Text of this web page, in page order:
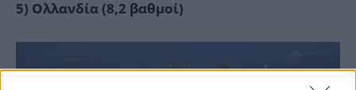
5) Ολλανδία (8,2 βαθμοί)